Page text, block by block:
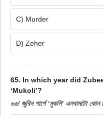
C) Murder
D) Zeher
65. In which year did
‘Mukoli’?
৬৫/ জুবিন গাৰ্গে ‘মুকলি’ এলবামটো